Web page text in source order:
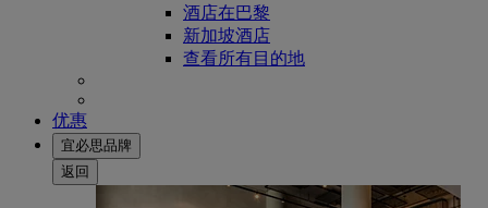
酒店在巴黎
新加坡酒店
查看所有目的地
优惠
宜必思品牌
返回